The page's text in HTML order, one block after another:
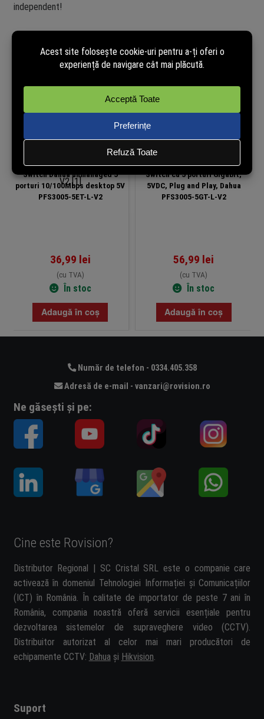
independent!
Produse similare
Switch Dahua unmanaged 5
porturi 10/100Mbps desktop 5V
PFS3005-5ET-L-V2
36,99 lei
(cu TVA)
În stoc
Adaugă în coș
Switch cu 5 porturi Gigabit,
5VDC, Plug and Play, Dahua
PFS3005-5GT-L-V2
56,99 lei
(cu TVA)
În stoc
Adaugă în coș
Număr de telefon - 0334.405.358
Adresă de e-mail - vanzari@rovision.ro
Ne găsești și pe:
Cine este Rovision?
Distributor Regional | SC Cristal SRL este o companie care
activează în domeniul Tehnologiei Informației și Comunicațiilor
(ICT) în România. În calitate de importator de peste 7 ani în
România, compania noastră oferă servicii esențiale pentru
dezvoltarea sistemelor de supraveghere video (CCTV).
Distribuitor autorizat al celor mai mari producători de
echipamente CCTV: Dahua și Hikvision.
Suport